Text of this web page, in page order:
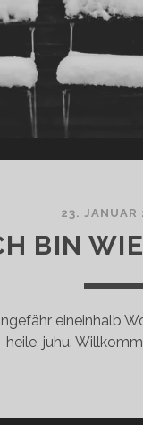
23. JANUAR
BIN
eineinhalb
heile, juhu.